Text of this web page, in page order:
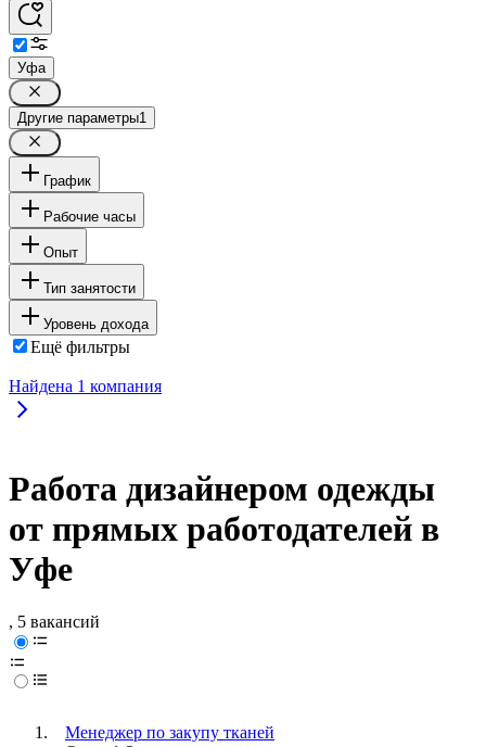
Уфа
Другие параметры1
График
Рабочие часы
Опыт
Тип занятости
Уровень дохода
Ещё фильтры
Найдена 1 компания
Работа дизайнером одежды
от прямых работодателей в
Уфе
, 5 вакансий
Менеджер по закупу тканей